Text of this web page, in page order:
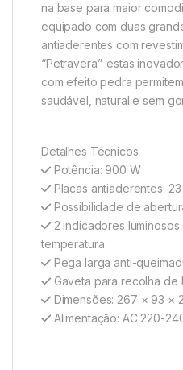
na base para maior
equipado com duas
antiaderentes com
“Petravera”: estas
com efeito pedra
saudável, natural e sem
Detalhes Técnicos
Potência: 900 W
Placas antiaderentes: 23
Possibilidade de
2 indicadores
temperatura
Pega larga anti-
Gaveta para recolha de
Dimensões: 267 × 93 ×
Alimentação: AC 220-